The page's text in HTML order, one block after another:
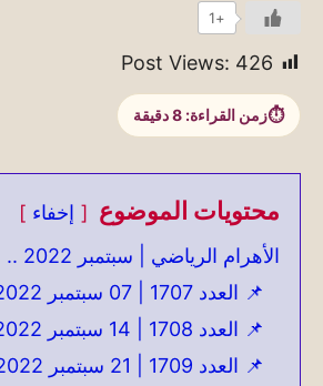
+1
Post Views: 426
زمن القراءة: 8دقيقة
محتويات الموضوع
إخفاء
الأهرام الرياضي | سبتمبر 2022 ..
📌 العدد 1707 | 07 سبتمبر 2022
📌 العدد 1708 | 14 سبتمبر 2022
📌 العدد 1709 | 21 سبتمبر 2022